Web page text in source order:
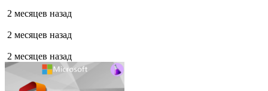
2 месяцев назад
2 месяцев назад
2 месяцев назад